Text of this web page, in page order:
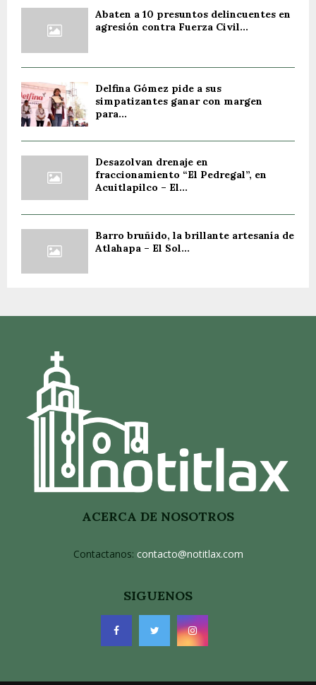
Abaten a 10 presuntos delincuentes en
agresión contra Fuerza Civil...
Delfina Gómez pide a sus
simpatizantes ganar con margen
para...
Desazolvan drenaje en
fraccionamiento “El Pedregal”, en
Acuitlapilco – El...
Barro bruñido, la brillante artesanía de
Atlahapa – El Sol...
ACERCA DE NOSOTROS
Contactanos: contacto@notitlax.com
SIGUENOS